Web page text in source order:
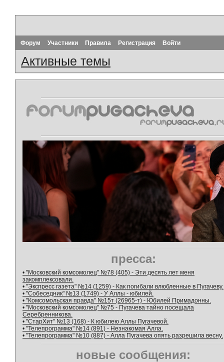
Форум Участники Правила Регистрация Войти
Активные темы
пресса:
• "Московский комсомолец" №78 (405) - Эти десять лет меня
закомплексовали.
• "Экспресс газета" №14 (1259) - Как погибали влюбленные в Пугачеву.
• "Собеседник" №13 (1749) - У Аллы - юбилей.
• "Комсомольская правда" №15т (26965-т) - Юбилей Примадонны.
• "Московский комсомолец" №75 - Пугачева тайно посещала
Серебренникова.
• "СтарХит" №13 (168) - К юбилею Аллы Пугачевой.
• "Телепрограмма" №14 (891) - Незнакомая Алла.
• "Телепрограмма" №10 (887) - Алла Пугачева опять разрешила весну.
новые сообщения: